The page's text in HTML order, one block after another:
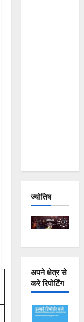
ज्योतिष
अपने क्षेत्र से
करे रिपोर्टिंग